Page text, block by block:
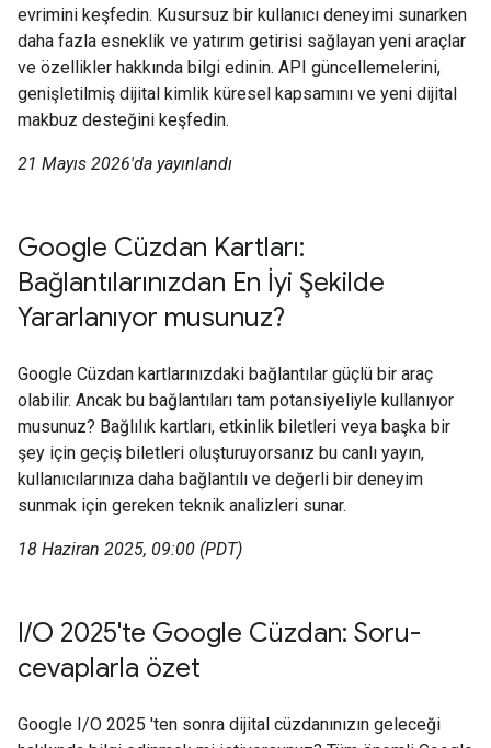
evrimini keşfedin. Kusursuz bir kullanıcı deneyimi sunarken
daha fazla esneklik ve yatırım getirisi sağlayan yeni araçlar
ve özellikler hakkında bilgi edinin. API güncellemelerini,
genişletilmiş dijital kimlik küresel kapsamını ve yeni dijital
makbuz desteğini keşfedin.
21 Mayıs 2026'da yayınlandı
Google Cüzdan Kartları:
Bağlantılarınızdan En İyi Şekilde
Yararlanıyor musunuz?
Google Cüzdan kartlarınızdaki bağlantılar güçlü bir araç
olabilir. Ancak bu bağlantıları tam potansiyeliyle kullanıyor
musunuz? Bağlılık kartları, etkinlik biletleri veya başka bir
şey için geçiş biletleri oluşturuyorsanız bu canlı yayın,
kullanıcılarınıza daha bağlantılı ve değerli bir deneyim
sunmak için gereken teknik analizleri sunar.
18 Haziran 2025, 09:00 (PDT)
I/O 2025'te Google Cüzdan: Soru-
cevaplarla özet
Google I/O 2025 'ten sonra dijital cüzdanınızın geleceği